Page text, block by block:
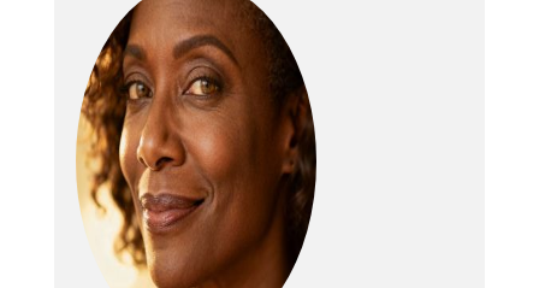
par les restes de
déchets
alimentaires pour
éviter tout gâchis
Le robinet permet
un retrait facile du
thé de compost
liquide pour être
utilisé comme
engrais végétal ou
domestique